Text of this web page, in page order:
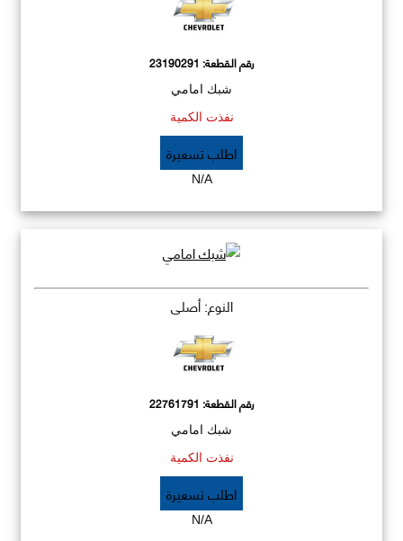
رقم القطعة: 23190291
شبك امامي
نفذت الكمية
اطلب تسعيرة
N/A
النوع: أصلي
رقم القطعة: 22761791
شبك امامي
نفذت الكمية
اطلب تسعيرة
N/A